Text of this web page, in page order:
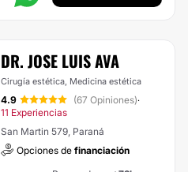
DR. JOSE LUIS AVA
Cirugía estética, Medicina estética
4.9 (67 Opiniones)·
11 Experiencias
San Martin 579, Paraná
Opciones de financiación